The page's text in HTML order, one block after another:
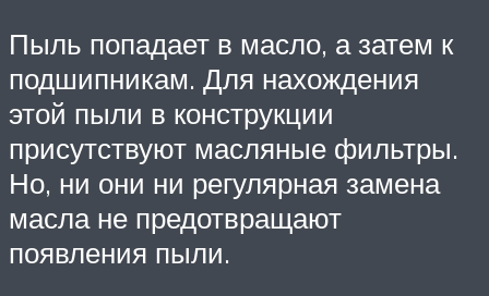
Пыль попадает в масло, а затем к
подшипникам. Для нахождения
этой пыли в конструкции
присутствуют масляные фильтры.
Но, ни они ни регулярная замена
масла не предотвращают
появления пыли.